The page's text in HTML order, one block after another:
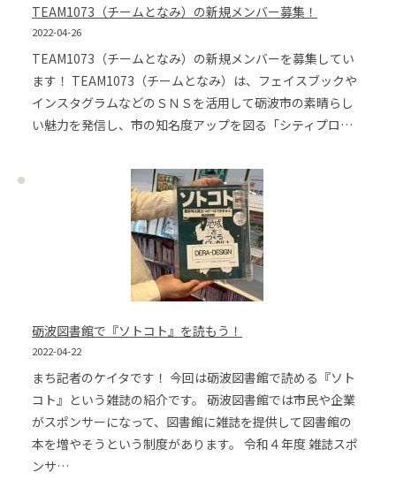
TEAM1073（チームとなみ）の新規メンバー募集！
2022-04-26
TEAM1073（チームとなみ）の新規メンバーを募集してい
ます！ TEAM1073（チームとなみ）は、フェイスブックや
インスタグラムなどのＳＮＳを活用して砺波市の素晴らし
い魅力を発信し、市の知名度アップを図る「シティプロ…
砺波図書館で『ソトコト』を読もう！
2022-04-22
まち記者のケイタです！ 今回は砺波図書館で読める『ソト
コト』という雑誌の紹介です。 砺波図書館では市民や企業
がスポンサーになって、図書館に雑誌を提供して図書館の
本を増やそうという制度があります。 令和４年度 雑誌スポ
ンサ…